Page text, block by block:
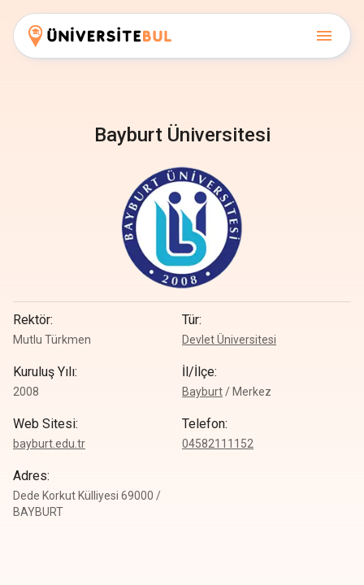
Bayburt Üniversitesi
Rektör:
Mutlu Türkmen
Tür:
Devlet Üniversitesi
Kuruluş Yılı:
2008
İl/İlçe:
Bayburt / Merkez
Web Sitesi:
bayburt.edu.tr
Telefon:
04582111152
Adres:
Dede Korkut Külliyesi 69000 /
BAYBURT